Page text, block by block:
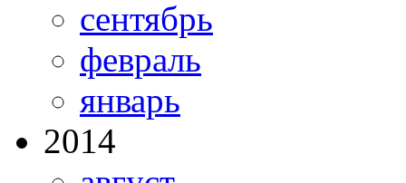
сентябрь
февраль
январь
2014